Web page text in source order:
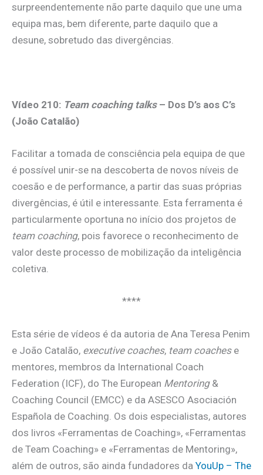
surpreendentemente não parte daquilo que une uma
equipa mas, bem diferente, parte daquilo que a
desune, sobretudo das divergências.
Vídeo 210: Team coaching talks– Dos D’s aos C’s
(João Catalão)
Facilitar a tomada de consciência pela equipa de que
é possível unir-se na descoberta de novos níveis de
coesão e de performance, a partir das suas próprias
divergências, é útil e interessante. Esta ferramenta é
particularmente oportuna no início dos projetos de
team coaching, pois favorece o reconhecimento de
valor deste processo de mobilização da inteligência
coletiva.
****
Esta série de vídeos é da autoria de Ana Teresa Penim
e João Catalão, executive coaches, team coachese
mentores, membros da International Coach
Federation (ICF), do The European Mentoring&
Coaching Council (EMCC) e da ASESCO Asociación
Española de Coaching. Os dois especialistas, autores
dos livros «Ferramentas de Coaching», «Ferramentas
de Team Coaching» e «Ferramentas de Mentoring»,
além de outros, são ainda fundadores da YouUp – The